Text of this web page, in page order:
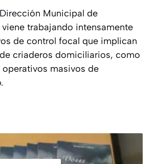
Municipal de
trabajando intensamente
de control focal que implican
criaderos domiciliarios, como
masivos de